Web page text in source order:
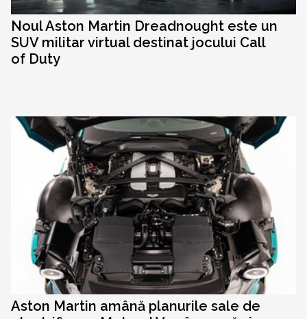
Noul Aston Martin Dreadnought este un
SUV militar virtual destinat jocului Call
of Duty
Aston Martin amână planurile sale de